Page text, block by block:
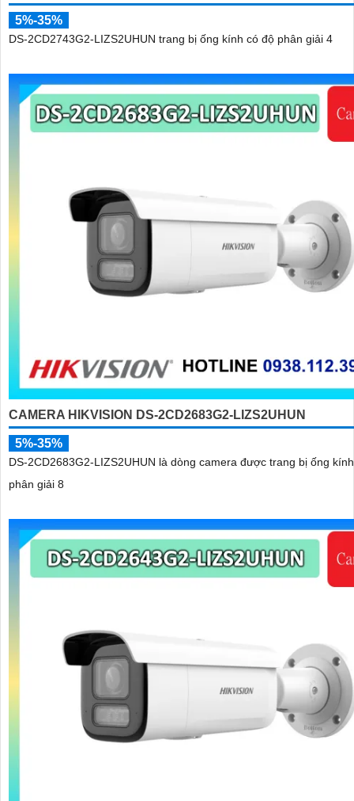
5%-35%
DS-2CD2743G2-LIZS2UHUN trang bị ống kính có độ phân giải 4
CAMERA HIKVISION DS-2CD2683G2-LIZS2UHUN
5%-35%
DS-2CD2683G2-LIZS2UHUN là dòng camera được trang bị ống
phân giải 8